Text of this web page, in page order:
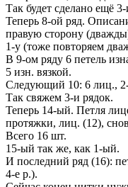
Так будет сделано ещё
Теперь 8-ой ряд.
правую сторону
1-у (тоже повторяем
В 9-ом ряду 6 петель
5 изн. вязкой.
Следующий 10: 6 лиц.,
Так свяжем 3-и рядок.
Теперь 14-ый. Петля
протяжки, лиц. (12),
Всего 16 шт.
15-ый так же, как 1-ый.
И последний ряд (16):
4-е р.).